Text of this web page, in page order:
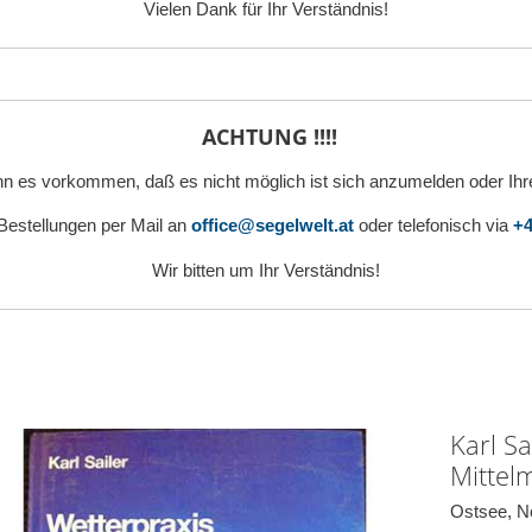
Vielen Dank für Ihr Verständnis!
ACHTUNG !!!!
es vorkommen, daß es nicht möglich ist sich anzumelden oder
per Mail an office@segelwelt.at oder telefonisch via
Wir bitten um Ihr Verständnis!
Karl
Ostsee,